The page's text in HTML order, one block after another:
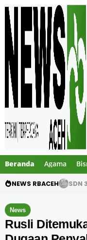
Beranda Agama
NEWS RBACEH
News
Rusli